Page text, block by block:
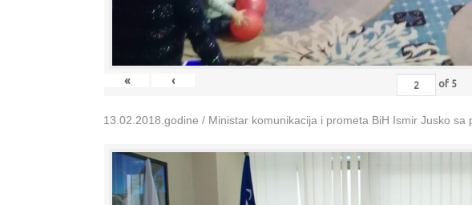
« ‹ of 5
13.02.2018.godine / Ministar komunikacija i prometa BiH Ismir Jusko